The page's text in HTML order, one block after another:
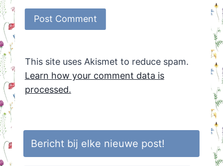
This site uses Akismet to reduce spam.
Learn how your comment data is
processed.
Bericht bij elke nieuwe post!